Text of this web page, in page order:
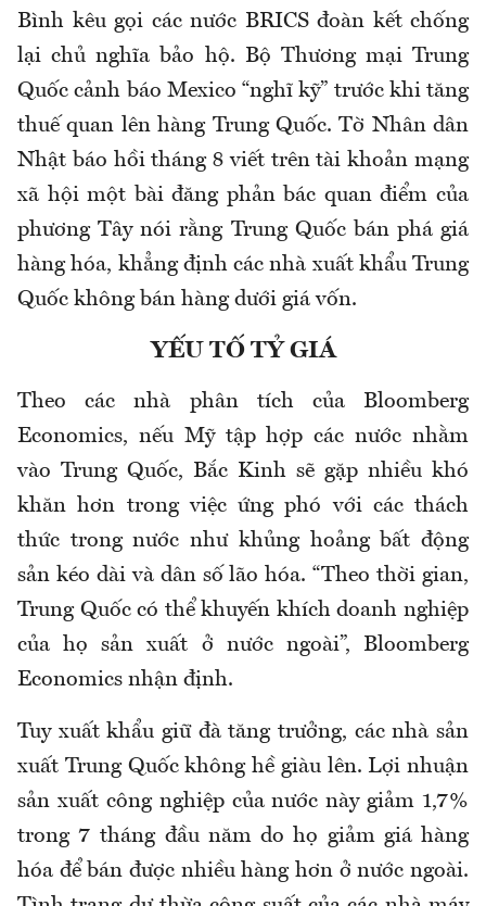
Bình kêu gọi các nước BRICS đoàn kết chống
lại chủ nghĩa bảo hộ. Bộ Thương mại Trung
Quốc cảnh báo Mexico “nghĩ kỹ” trước khi tăng
thuế quan lên hàng Trung Quốc. Tờ Nhân dân
Nhật báo hồi tháng 8 viết trên tài khoản mạng
xã hội một bài đăng phản bác quan điểm của
phương Tây nói rằng Trung Quốc bán phá giá
hàng hóa, khẳng định các nhà xuất khẩu Trung
Quốc không bán hàng dưới giá vốn.
YẾU TỐ TỶ GIÁ
Theo các nhà phân tích của Bloomberg
Economics, nếu Mỹ tập hợp các nước nhằm
vào Trung Quốc, Bắc Kinh sẽ gặp nhiều khó
khăn hơn trong việc ứng phó với các thách
thức trong nước như khủng hoảng bất động
sản kéo dài và dân số lão hóa. “Theo thời gian,
Trung Quốc có thể khuyến khích doanh nghiệp
của họ sản xuất ở nước ngoài”, Bloomberg
Economics nhận định.
Tuy xuất khẩu giữ đà tăng trưởng, các nhà sản
xuất Trung Quốc không hề giàu lên. Lợi nhuận
sản xuất công nghiệp của nước này giảm 1,7%
trong 7 tháng đầu năm do họ giảm giá hàng
hóa để bán được nhiều hàng hơn ở nước ngoài.